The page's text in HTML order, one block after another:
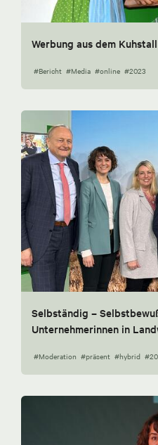
Werbung aus dem Kuhstall
#Bericht #Media #online #2023
Selbständig –
Unternehmerinnen in
#Moderation #präsent #hybrid